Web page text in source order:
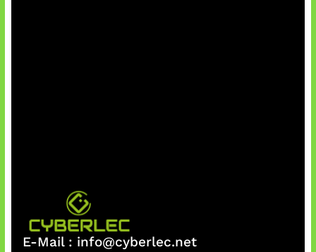
E-Mail : info@cyberlec.net